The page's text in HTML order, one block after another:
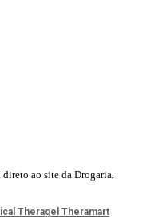
ao site da Drogaria.
Theragel Theramart